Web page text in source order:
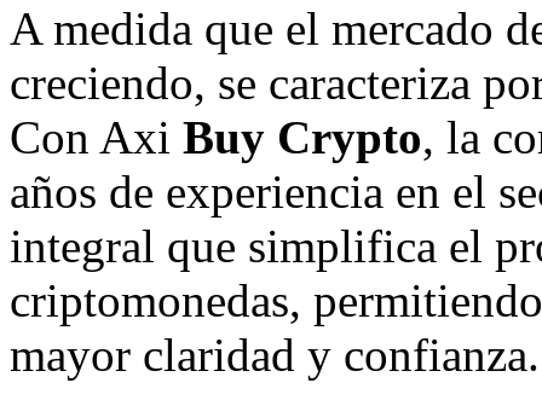
A medida que el mercado
creciendo, se caracteriza
Con Axi Buy Crypto, la
años de experiencia en el
integral que simplifica el
criptomonedas,
mayor claridad y confianza.